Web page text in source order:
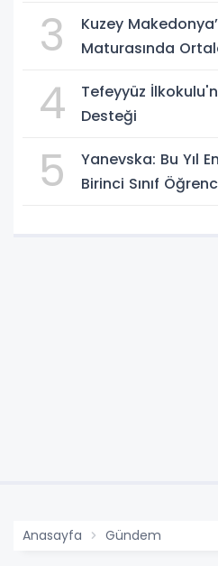
3
Kuzey
Maturasında
4
Tefeyyüz
Desteği
5
Yanevska: Bu Yıl
Birinci Sınıf
Anasayfa Gündem